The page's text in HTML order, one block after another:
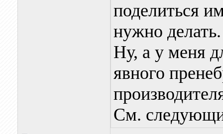
поделиться
нужно делать.
Ну, а у меня
явного
См.